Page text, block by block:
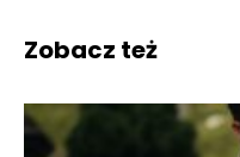
Zobacz też